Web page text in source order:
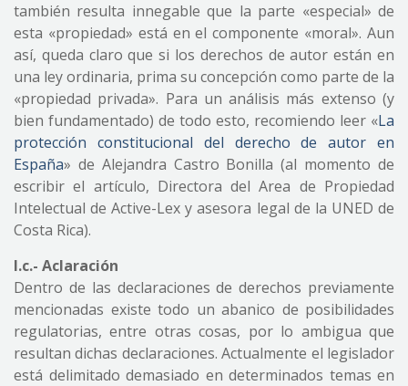
también resulta innegable que la parte «especial» de
esta «propiedad» está en el componente «moral». Aun
así, queda claro que si los derechos de autor están en
una ley ordinaria, prima su concepción como parte de la
«propiedad privada». Para un análisis más extenso (y
bien fundamentado) de todo esto, recomiendo leer «La
protección constitucional del derecho de autor en
España» de Alejandra Castro Bonilla (al momento de
escribir el artículo, Directora del Area de Propiedad
Intelectual de Active-Lex y asesora legal de la UNED de
Costa Rica).
I.c.- Aclaración
Dentro de las declaraciones de derechos previamente
mencionadas existe todo un abanico de posibilidades
regulatorias, entre otras cosas, por lo ambigua que
resultan dichas declaraciones. Actualmente el legislador
está delimitado demasiado en determinados temas en